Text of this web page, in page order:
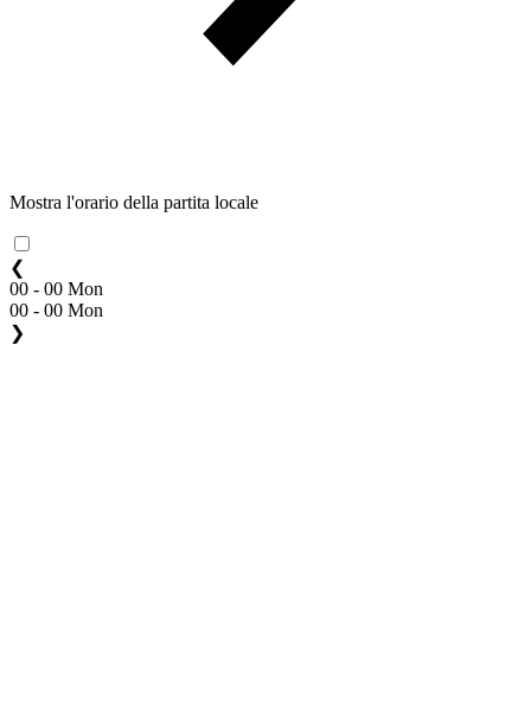
Mostra l'orario della partita locale
❮
00 - 00 Mon
00 - 00 Mon
❯